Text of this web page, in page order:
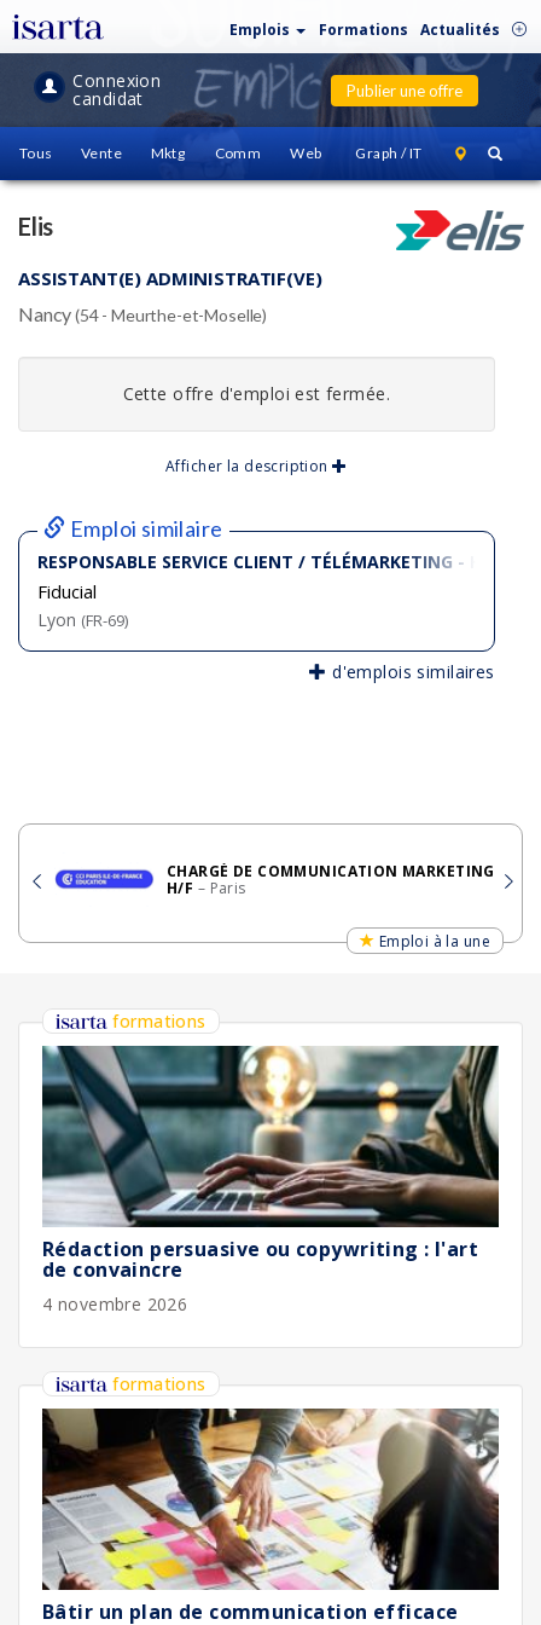
Emplois Formations Actualités
Connexion
candidat Publier une offre
Tous Vente Mktg Comm Web Graph / IT
Elis
ASSISTANT(E) ADMINISTRATIF(VE)
Nancy(54 - Meurthe-et-Moselle)
Cette offre d'emploi est fermée.
Afficher la description
Emploi similaire
RESPONSABLE SERVICE CLIENT / TÉLÉMARKETING - H/F
Fiducial
Lyon (FR-69)
d'emplois similaires
CHARGÉ DE COMMUNICATION MARKETING
H/F – Paris
Emploi à la une
formations
Rédaction persuasive ou copywriting : l'art
de convaincre
4 novembre 2026
formations
Bâtir un plan de communication efficace